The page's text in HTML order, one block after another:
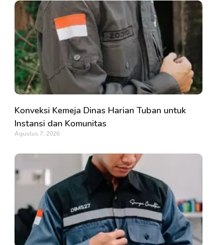
Konveksi Kemeja Dinas Harian Tuban untuk
Instansi dan Komunitas
Agustus 7, 2026